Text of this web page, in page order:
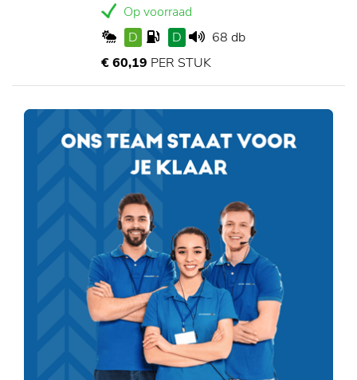
Op voorraad
D
D
68 db
€ 60,19 PER STUK